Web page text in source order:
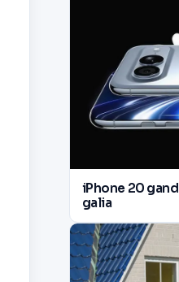
iPhone 20
galia